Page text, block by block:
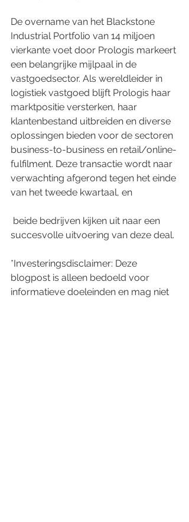
De overname van het Blackstone
Industrial Portfolio van 14 miljoen
vierkante voet door Prologis markeert
een belangrijke mijlpaal in de
vastgoedsector. Als wereldleider in
logistiek vastgoed blijft Prologis haar
marktpositie versterken, haar
klantenbestand uitbreiden en diverse
oplossingen bieden voor de sectoren
business-to-business en retail/online-
fulfilment. Deze transactie wordt naar
verwachting afgerond tegen het einde
van het tweede kwartaal, en
succesvolle uitvoering van deze deal.
*Investeringsdisclaimer: Deze
blogpost is alleen bedoeld voor
informatieve doeleinden en mag niet